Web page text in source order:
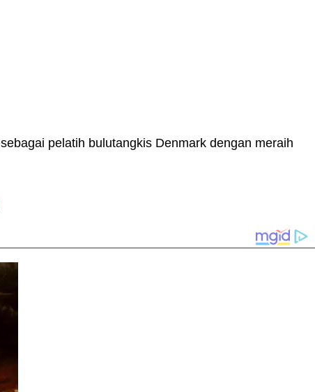
pelatih bulutangkis Denmark dengan meraih